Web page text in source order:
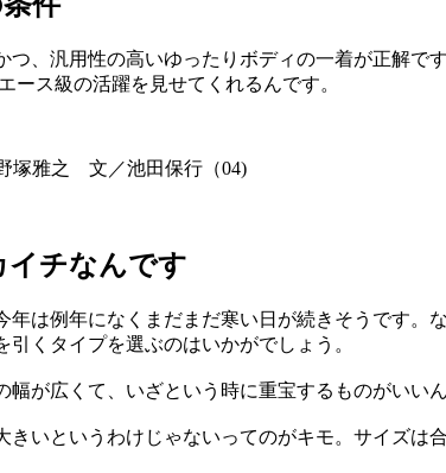
、汎用性の高いゆったりボディの一着が正解
ス級の活躍を見せてくれるんです。
塚雅之 文／池田保行（04)
イチなんです
は例年になくまだまだ寒い日が続きそうです
くタイプを選ぶのはいかがでしょう。
が広くて、いざという時に重宝するものがいい
いというわけじゃないってのがキモ。サイズ